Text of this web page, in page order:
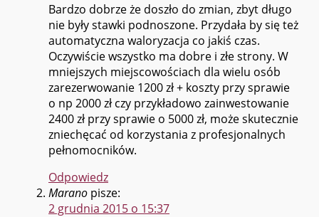
Bardzo dobrze że doszło do zmian, zbyt długo
nie były stawki podnoszone. Przydała by się też
automatyczna waloryzacja co jakiś czas.
Oczywiście wszystko ma dobre i złe strony. W
mniejszych miejscowościach dla wielu osób
zarezerwowanie 1200 zł + koszty przy sprawie
o np 2000 zł czy przykładowo zainwestowanie
2400 zł przy sprawie o 5000 zł, może skutecznie
zniechęcać od korzystania z profesjonalnych
pełnomocników.
Odpowiedz
Marano pisze:
2 grudnia 2015 o 15:37